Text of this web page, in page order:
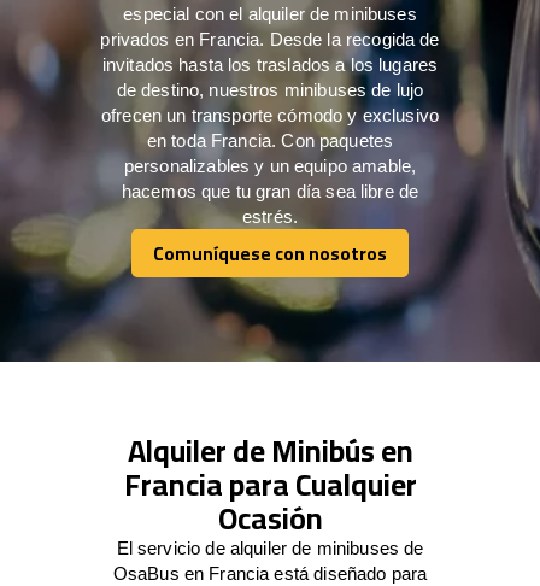
especial con el alquiler de minibuses
privados en Francia. Desde la recogida de
invitados hasta los traslados a los lugares
de destino, nuestros minibuses de lujo
ofrecen un transporte cómodo y exclusivo
en toda Francia. Con paquetes
personalizables y un equipo amable,
hacemos que tu gran día sea libre de
estrés.
Comuníquese con nosotros
Comuníquese con nosotros
Alquiler de Minibús en
Francia para Cualquier
Ocasión
El servicio de alquiler de minibuses de
OsaBus en Francia está diseñado para